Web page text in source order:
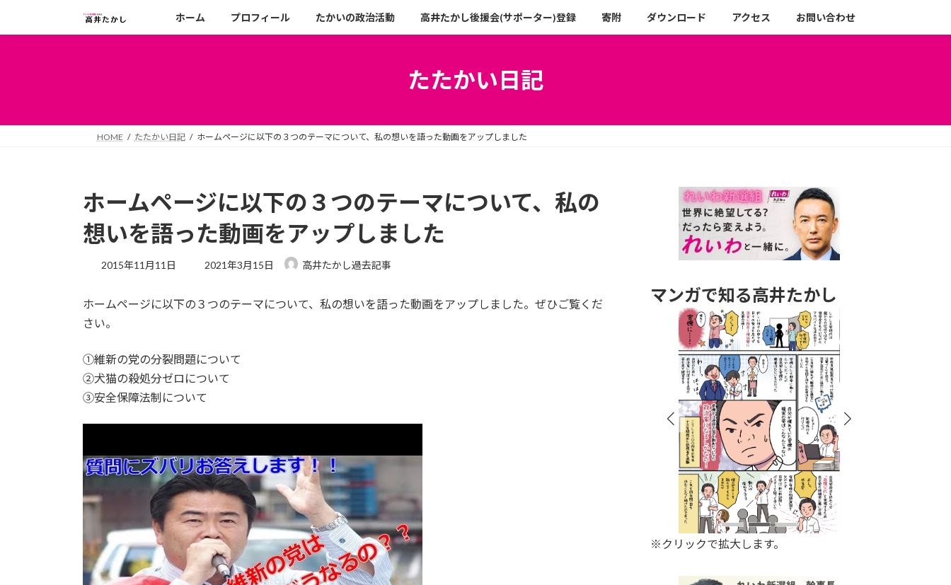
キ
に
ホーム プロフィール たかいの政治活動 高井たかし後援会(サポーター)登録 寄附 ダウンロード アクセス お問い合わせ
たたかい日記
HOME たたかい日記 ホームページに以下の３つのテーマについて、私の想いを語った動画をアップしました
ホームページに以下の３つのテーマについて、私の
想いを語った動画をアップしました
2015年11月11日
最
新
2021年3月15日 高井たかし過去記事
ホームページに以下の３つのテーマについて、私の想いを語った動画をアップしました。ぜひご覧くだ
さい。
①維新の党の分裂問題について
②犬猫の殺処分ゼロについて
③安全保障法制について
マンガで知る高井たかし
※クリックで拡大します。